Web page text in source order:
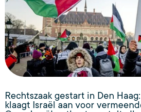
Rechtszaak gestart in Den
klaagt Israël aan voor